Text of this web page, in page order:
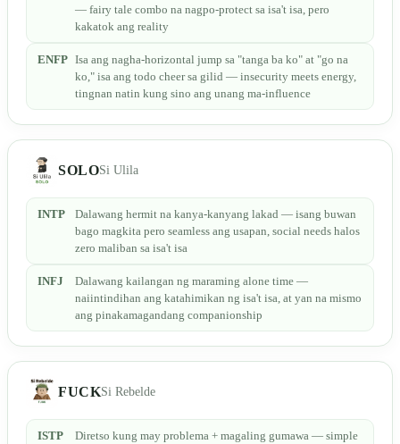
— fairy tale combo na nagpo-protect sa isa't isa, pero
kakatok ang reality
ENFP Isa ang nagha-horizontal jump sa "tanga ba ko" at "go na
ko," isa ang todo cheer sa gilid — insecurity meets energy,
tingnan natin kung sino ang unang ma-influence
SOLOSi Ulila
INTP
Dalawang hermit na kanya-kanyang lakad — isang buwan
bago magkita pero seamless ang usapan, social needs halos
zero maliban sa isa't isa
INFJ
Dalawang kailangan ng maraming alone time —
naiintindihan ang katahimikan ng isa't isa, at yan na mismo
ang pinakamagandang companionship
FUCKSi Rebelde
ISTP
Diretso kung may problema + magaling gumawa — simple